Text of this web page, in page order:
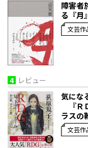
障害者
る『月』
文芸作
4 レビュー
気にな
『Ｒ
ラスの
文芸作